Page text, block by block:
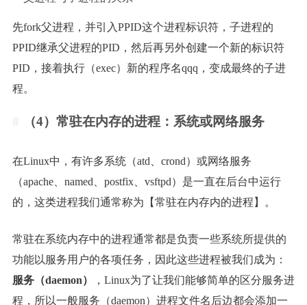
先fork父进程，并引入PPID这个进程标识符，子进程的
PPID继承父进程的PID，然后再另外创建一个新的标识符
PID，接着执行（exec）新的程序名qqq，变成最终的子进
程。
（4）常驻在内存的进程：系统或网络服务
在Linux中，有许多系统（atd、crond）或网络服务
（apache、named、postfix、vsftpd）是一直在后台中运行
的，这类进程我们通常称为【常驻在内存内的进程】。
常驻在系统内存中的进程通常都是负责一些系统所提供的
功能以服务用户的各项任务，因此这些进程被我们成为：
服务（daemon）
，Linux为了让我们能够简单的区分服务进
程，所以一般服务（daemon）进程文件名后边都会添加一